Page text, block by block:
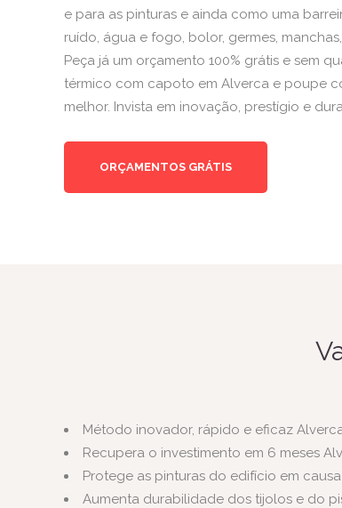
e para as pinturas e ainda como uma
ruído, água e fogo, bolor, germes,
Peça já um orçamento 100% grátis e sem
térmico com capoto em Alverca e poupe
melhor. Invista em inovação, prestígio e
ORÇAMENTOS GRÁTIS
Método inovador, rápido e eficaz
Recupera o investimento em 6 meses
Protege as pinturas do edifício em
Aumenta durabilidade dos tijolos e do